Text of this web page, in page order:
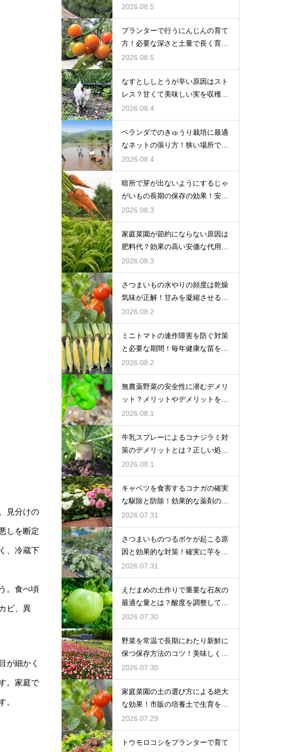
見分けの
しを断定
、冷蔵下
。食べ頃
ビ、異
が細かく
。家庭で
。
ツ
2026.08.5
プランターで行うにんじんの育て
方！必要な深さと土量で長く育て
る
2026.08.5
なすとししとうが辛い原因はスト
レス？甘くて美味しい実を収穫す
る
2026.08.4
ベランダでのきゅうり栽培に最適
なネットの張り方！狭い場所でも
大収穫
2026.08.4
暗所で芽が出ないようにするじゃ
がいもの長期の保存の効果！安全
に食べ切る
2026.08.3
家庭菜園が節約にならない原因は
肥料代？効果の高い安価な代用品
を活用する
2026.08.3
さつまいもの水やりの頻度は乾燥
気味が正解！甘みを凝縮させる管
理法
2026.08.2
ミニトマトの連作障害を防ぐ対策
と必要な期間！毎年健康な苗を育
てる
2026.08.2
無農薬野菜の安全性に潜むデメリ
ット？メリットやデメリットを徹
底的に検証
2026.08.1
牛乳スプレーによるコナジラミ対
策のデメリットとは？正しい処理
で防ぐ
2026.08.1
キャベツを食害するコナガの確実
な駆除と防除！効果的な薬剤の選
び方
2026.07.31
さつまいものつるボケが起こる原
因と効果的な対策！確実に芋を肥
大化
2026.07.31
えだまめの土作りで重要な石灰の
最適な量とは？酸度を調整して生
育を促す
2026.07.30
野菜を常温で長期にわたり新鮮に
保つ保存方法のコツ！美味しく食
べ切る
2026.07.30
家庭菜園の土の選び方による絶大
な効果！市販の培養土で生育を劇
的に改善
2026.07.29
トウモロコシをプランターで育て